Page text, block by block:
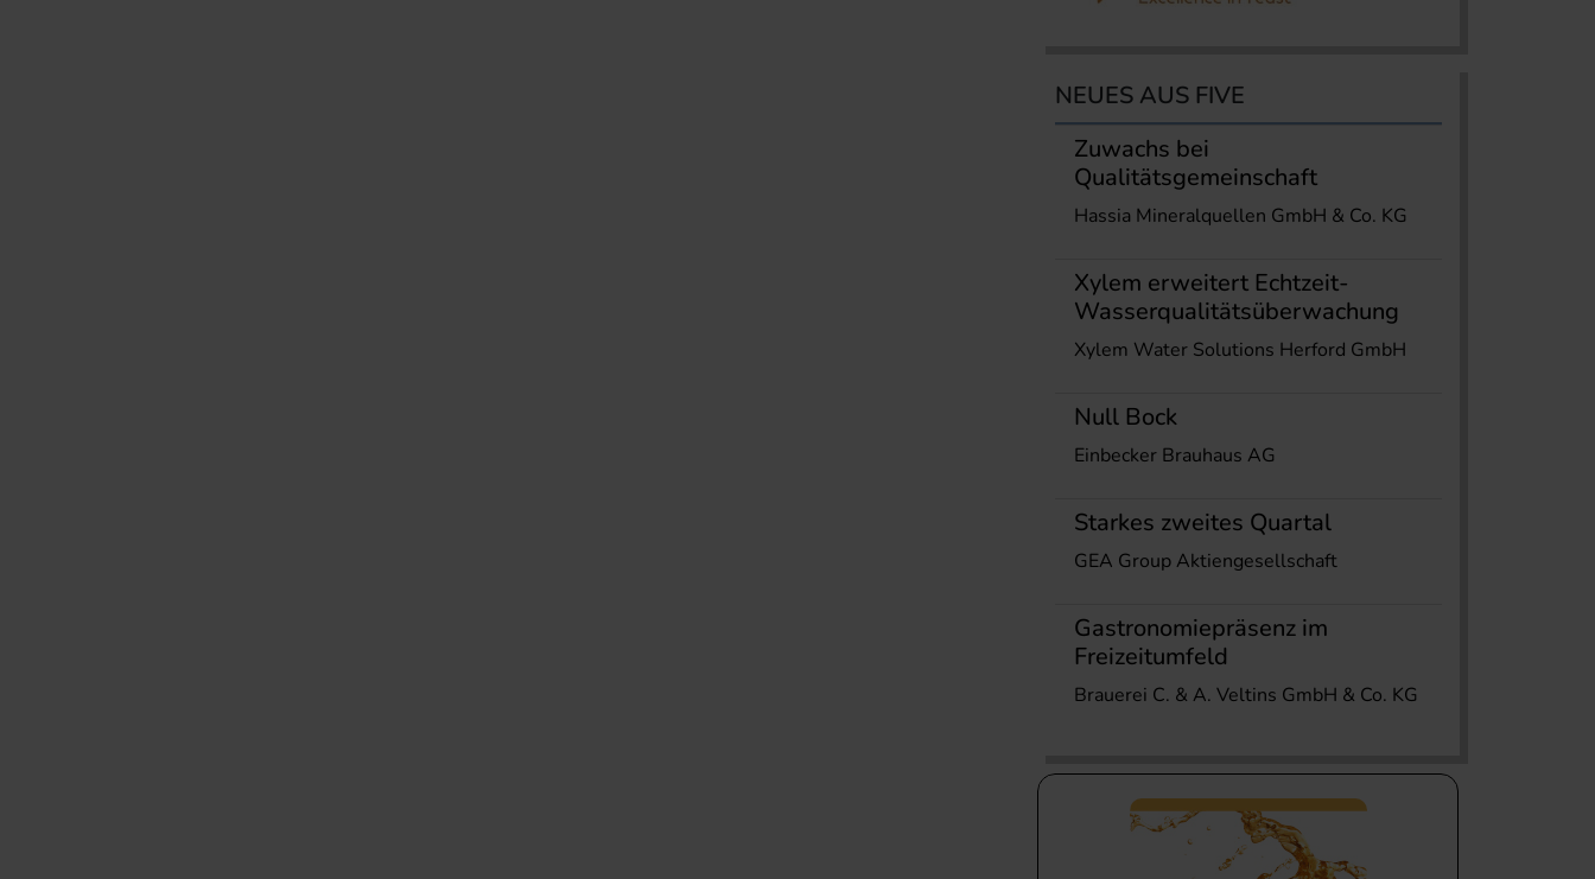
NEUES AUS FIVE
Zuwachs bei
Qualitätsgemeinschaft
Hassia Mineralquellen GmbH & Co. KG
Xylem erweitert Echtzeit-
Wasserqualitätsüberwachung
Xylem Water Solutions Herford GmbH
Null Bock
Einbecker Brauhaus AG
Starkes zweites Quartal
GEA Group Aktiengesellschaft
Gastronomiepräsenz im
Freizeitumfeld
Brauerei C. & A. Veltins GmbH & Co. KG